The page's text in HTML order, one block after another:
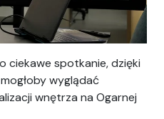
ciekawe spotkanie, dzięki
wyglądać
wnętrza na Ogarnej